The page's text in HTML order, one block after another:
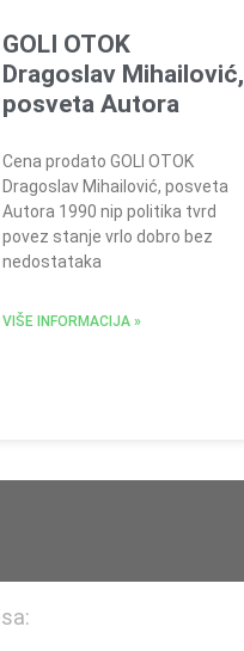
GOLI OTOK
Dragoslav Mihailović,
posveta Autora
Cena prodato GOLI OTOK
Dragoslav Mihailović, posveta
Autora 1990 nip politika tvrd
povez stanje vrlo dobro bez
nedostataka
VIŠE INFORMACIJA »